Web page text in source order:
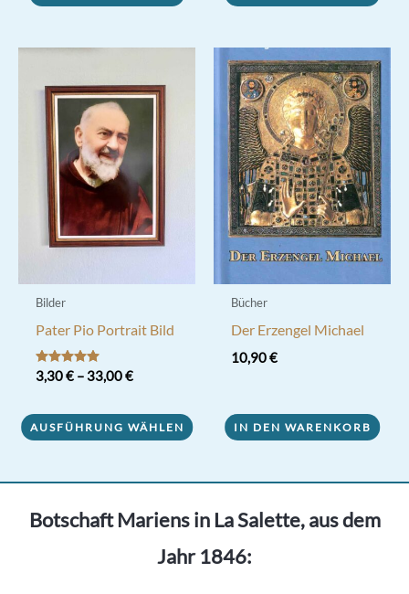
Bilder
Pater Pio Portrait Bild
Bewertet mit
5.00
3,30€– 33,00€
AUSFÜHRUNG WÄHLEN
Produkt
mehrere
auf.
Bücher
Der Erzengel Michael
10,90€
IN DEN WARENKORB
Botschaft Mariens in La Salette, aus dem
Jahr 1846: